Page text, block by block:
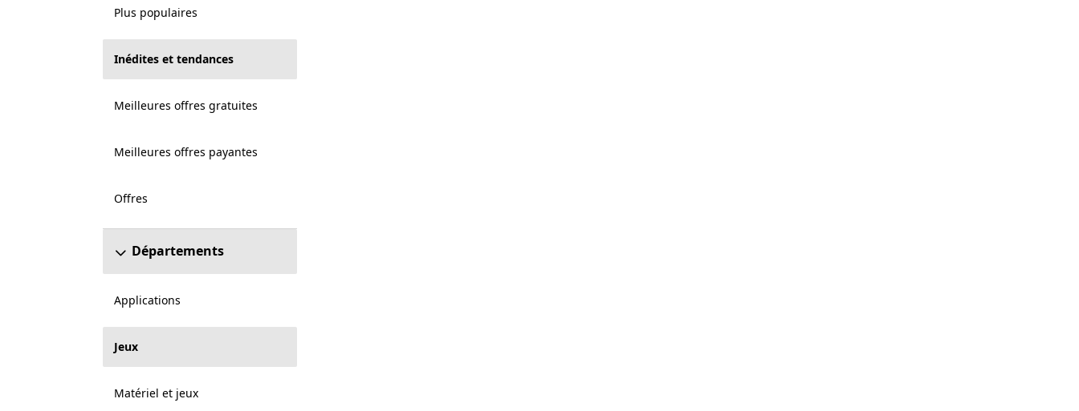
Plus populaires
Inédites et tendances
Meilleures offres gratuites
Meilleures offres payantes
Offres
Départements
Applications
Jeux
Matériel et jeux